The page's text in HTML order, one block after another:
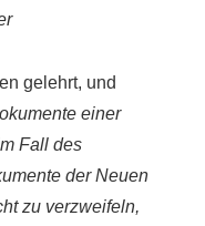
gelehrt, und
einer
Fall des
der Neuen
zu verzweifeln,